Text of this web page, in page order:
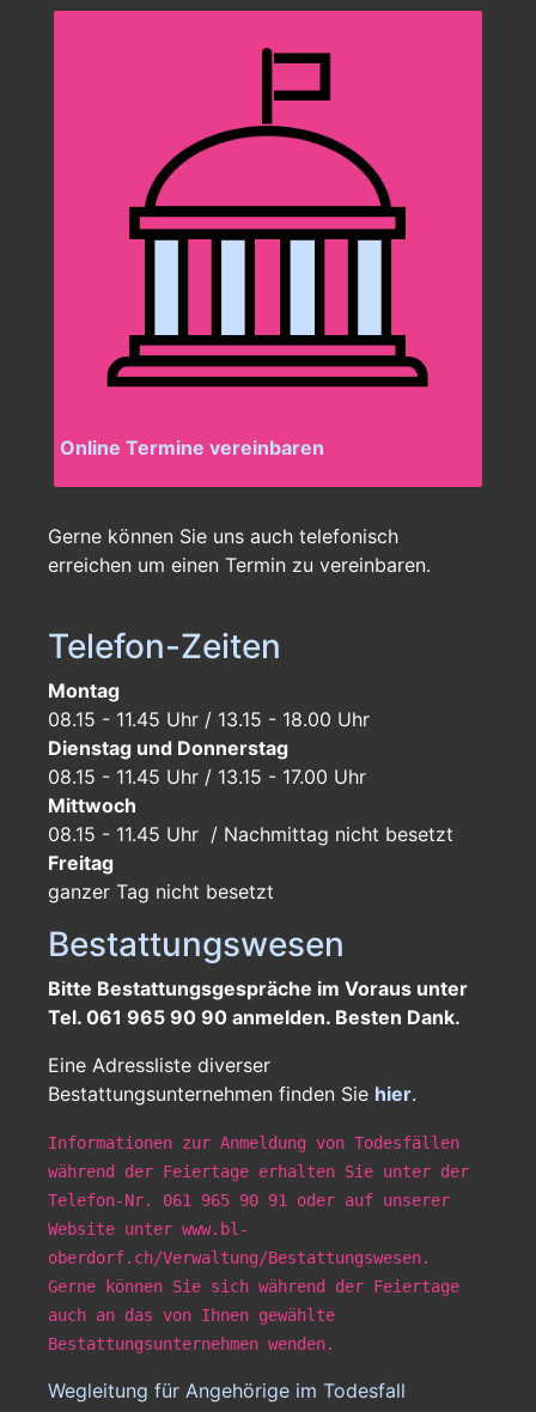
Online Termine vereinbaren
Gerne können Sie uns auch telefonisch
erreichen um einen Termin zu vereinbaren.
Telefon-Zeiten
Montag
08.15 - 11.45 Uhr / 13.15 - 18.00 Uhr
Dienstag und Donnerstag
08.15 - 11.45 Uhr / 13.15 - 17.00 Uhr
Mittwoch
08.15 - 11.45 Uhr / Nachmittag nicht besetzt
Freitag
ganzer Tag nicht besetzt
Bestattungswesen
Bitte Bestattungsgespräche im Voraus unter
Tel. 061 965 90 90 anmelden. Besten Dank.
Eine Adressliste diverser
Bestattungsunternehmen finden Sie hier.
Informationen zur Anmeldung von Todesfällen
während der Feiertage erhalten Sie unter der
Telefon-Nr. 061 965 90 91 oder auf unserer
Website unter www.bl-
oberdorf.ch/Verwaltung/Bestattungswesen.
Gerne können Sie sich während der Feiertage
auch an das von Ihnen gewählte
Bestattungsunternehmen wenden.
Wegleitung für Angehörige im Todesfall